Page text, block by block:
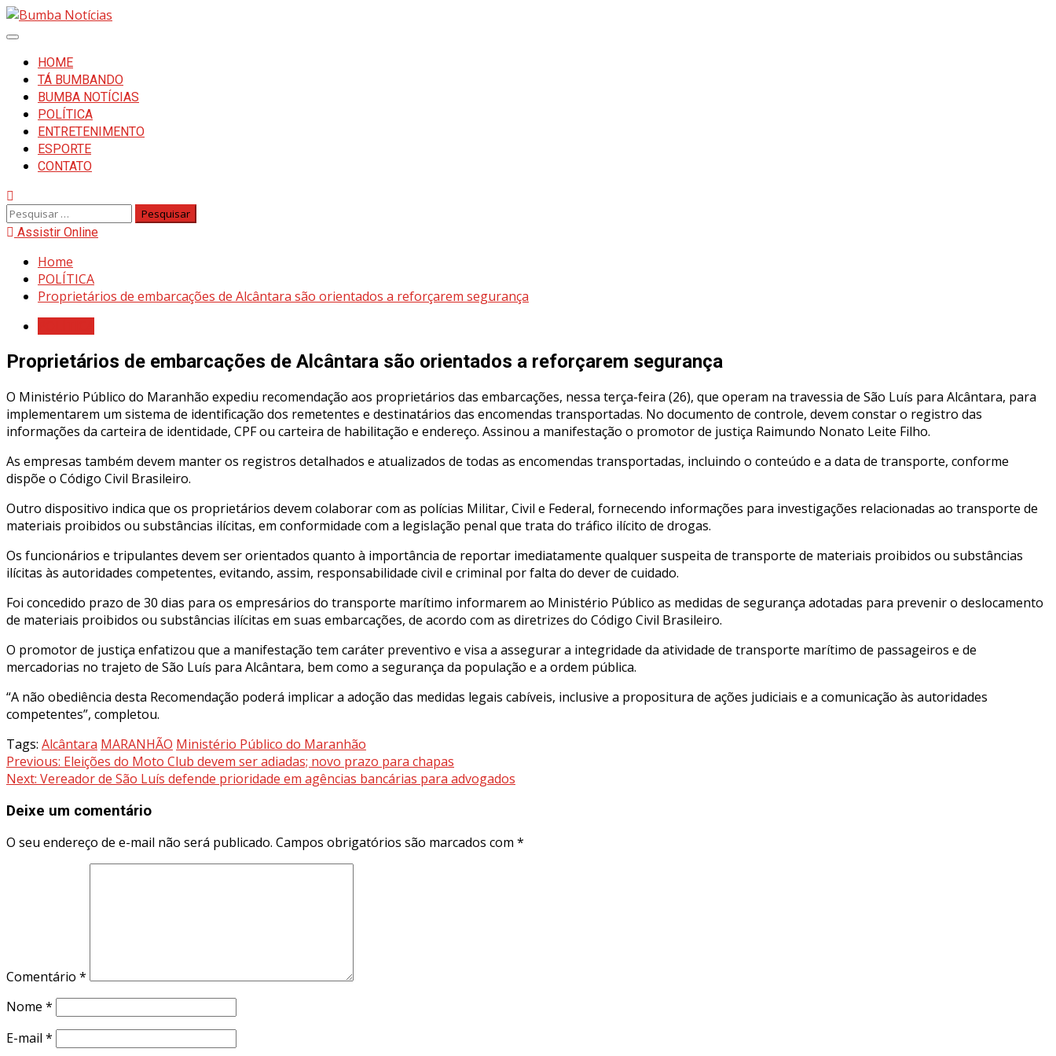
HOME
TÁ BUMBANDO
BUMBA NOTÍCIAS
POLÍTICA
ENTRETENIMENTO
ESPORTE
CONTATO
Assistir Online
Home
POLÍTICA
Proprietários de embarcações de Alcântara são orientados a reforçarem segurança
Proprietários de embarcações de Alcântara são orientados a reforçarem segurança
O Ministério Público do Maranhão expediu recomendação aos proprietários das embarcações, nessa terça-feira (26), que operam na travessia de São Luís para Alcântara, para
implementarem um sistema de identificação dos remetentes e destinatários das encomendas transportadas. No documento de controle, devem constar o registro das
informações da carteira de identidade, CPF ou carteira de habilitação e endereço. Assinou a manifestação o promotor de justiça Raimundo Nonato Leite Filho.
As empresas também devem manter os registros detalhados e atualizados de todas as encomendas transportadas, incluindo o conteúdo e a data de transporte, conforme
dispõe o Código Civil Brasileiro.
Outro dispositivo indica que os proprietários devem colaborar com as polícias Militar, Civil e Federal, fornecendo informações para investigações relacionadas ao transporte de
materiais proibidos ou substâncias ilícitas, em conformidade com a legislação penal que trata do tráfico ilícito de drogas.
Os funcionários e tripulantes devem ser orientados quanto à importância de reportar imediatamente qualquer suspeita de transporte de materiais proibidos ou substâncias
ilícitas às autoridades competentes, evitando, assim, responsabilidade civil e criminal por falta do dever de cuidado.
Foi concedido prazo de 30 dias para os empresários do transporte marítimo informarem ao Ministério Público as medidas de segurança adotadas para prevenir o deslocamento
de materiais proibidos ou substâncias ilícitas em suas embarcações, de acordo com as diretrizes do Código Civil Brasileiro.
O promotor de justiça enfatizou que a manifestação tem caráter preventivo e visa a assegurar a integridade da atividade de transporte marítimo de passageiros e de
mercadorias no trajeto de São Luís para Alcântara, bem como a segurança da população e a ordem pública.
“A não obediência desta Recomendação poderá implicar a adoção das medidas legais cabíveis, inclusive a propositura de ações judiciais e a comunicação às autoridades
competentes”, completou.
Tags: Alcântara MARANHÃO Ministério Público do Maranhão
Previous: Eleições do Moto Club devem ser adiadas; novo prazo para chapas
Next: Vereador de São Luís defende prioridade em agências bancárias para advogados
Deixe um comentário
O seu endereço de e-mail não será publicado. Campos obrigatórios são marcados com *
Comentário *
Nome *
E-mail *